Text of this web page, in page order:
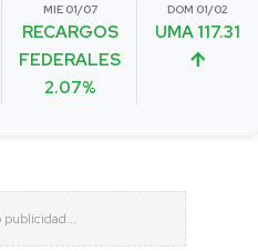
MIE 01/07
RECARGOS
FEDERALES
2.07%
DOM 01/02
UMA 117.31